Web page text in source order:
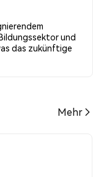
und
das zukünftige
Mehr